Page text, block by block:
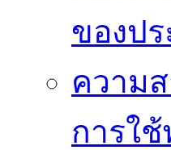
ของปร
ความ
การใ